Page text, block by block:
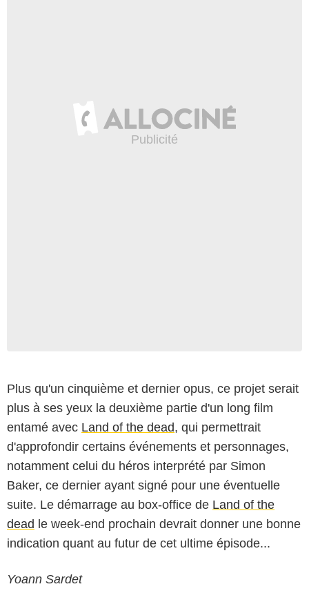
Plus qu'un cinquième et dernier opus, ce projet serait
plus à ses yeux la deuxième partie d'un long film
entamé avec Land of the dead, qui permettrait
d'approfondir certains événements et personnages,
notamment celui du héros interprété par Simon
Baker, ce dernier ayant signé pour une éventuelle
suite. Le démarrage au box-office de Land of the
dead le week-end prochain devrait donner une bonne
indication quant au futur de cet ultime épisode...
Yoann Sardet